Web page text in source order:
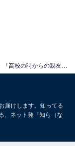
朝日奈央、「高校の時からの親友」元乃木坂46メンバーとのプライベートショット公開！ 「素敵な友達」
届けします。知ってる
、ネット発「知ら（な